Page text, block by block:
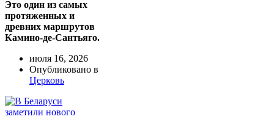
Это один из самых
протяженных и
древних маршрутов
Камино-де-Сантьяго.
июля 16, 2026
Опубликовано в
Церковь